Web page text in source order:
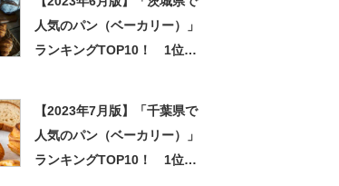
人気のパン（ベーカリー）」
ランキングTOP10！ 1位は
【2023年7月版】「千葉県で
人気のパン（ベーカリー）」
ランキングTOP10！ 1位は